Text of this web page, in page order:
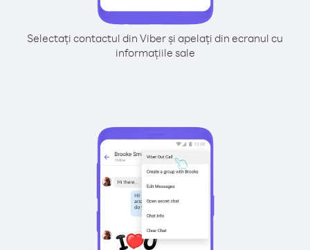
Selectați contactul din Viber și apelați din ecranul cu
informațiile sale